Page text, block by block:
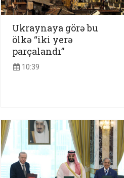
Ukraynaya görə bu
ölkə “iki yerə
parçalandı”
10:39